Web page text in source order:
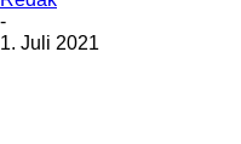
-
1. Juli 2021